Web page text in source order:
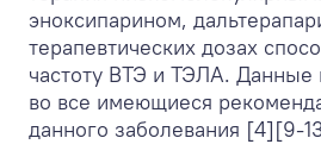
эноксипарином,
терапевтических дозах
частоту ВТЭ и ТЭЛА.
во все имеющиеся
данного заболевания [4][9-